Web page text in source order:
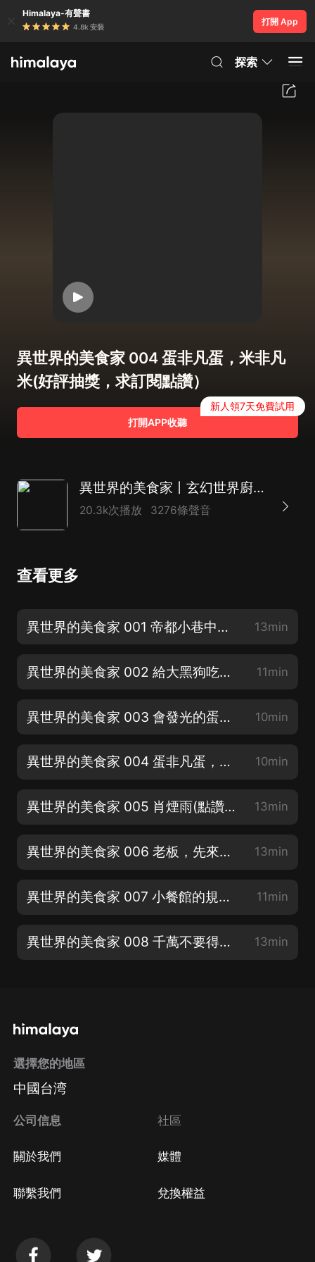
Himalaya-有聲書
4.8k 安裝
打開 App
探索
異世界的美食家 004 蛋非凡蛋，米非凡
米(好評抽獎，求訂閱點讚）
打開APP收聽
新人領7天免費試用
異世界的美食家丨玄幻世界廚神修煉丨多人有聲劇
20.3k次播放 3276條聲音
查看更多
異世界的美食家 001 帝都小巷中的小餐館(好評抽獎，求訂閱點讚） 13min
異世界的美食家 002 給大黑狗吃的蛋炒飯(點讚+收藏/五星好評截圖發本集評論抽18.8 11min
異世界的美食家 003 會發光的蛋炒飯(點讚+收藏/五星好評截圖發本集評論抽18.8 10min
異世界的美食家 004 蛋非凡蛋，米非凡米(好評抽獎，求訂閱點讚） 10min
異世界的美食家 005 肖煙雨(點讚+收藏/五星好評截圖發本集評論抽18.8 13min
異世界的美食家 006 老板，先來十碗蛋炒飯(好評抽獎，求訂閱點讚） 13min
異世界的美食家 007 小餐館的規矩(點讚+收藏/五星好評截圖發本集評論抽18.8 11min
異世界的美食家 008 千萬不要得罪未來的廚神(好評抽獎，求訂閱點讚） 13min
選擇您的地區
中國台湾
公司信息
關於我們
聯繫我們
社區
媒體
兌換權益